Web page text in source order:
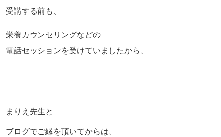
受講する前も、
栄養カウンセリングなどの
電話セッションを受けていましたから、
まりえ先生と
ブログでご縁を頂いてからは、